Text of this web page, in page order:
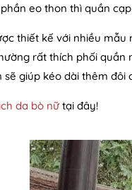
eo thon thì quần
thiết kế với nhiều
rất thích phối
giúp kéo dài thêm đôi
da bò nữtại đây!